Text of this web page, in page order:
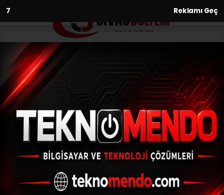
6 Reklamı Geç
Anasayfa
2 bin 690 paket gümrük kaçağı
sigara ele geçirildi
17.03.2021 - 15:08, Güncelleme: 17.03.2021 - 15:08
Sivas'ta Sivas İl Jandarma Komutanlığı
ekipleri tarafından gerçekleştirilen çalışma
kapsamında 2 bin 690 paket gümrük
kaçağı sigara ele geçirildi.